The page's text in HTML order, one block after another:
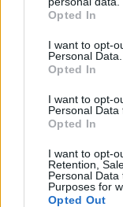
Opted In
I want to opt-
Personal Data.
Opted In
I want to opt-
Personal Data
Opted In
I want to opt-
Retention,
Personal
Purposes for
Opted Out
Το FIAT 500 Hybrid
18η συνεχόμενη
Alpha Bank: Για πρώτη